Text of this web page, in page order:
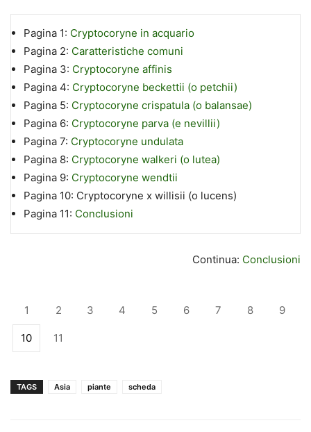
Pagina 1: Cryptocoryne in acquario
Pagina 2: Caratteristiche comuni
Pagina 3: Cryptocoryne affinis
Pagina 4: Cryptocoryne beckettii (o petchii)
Pagina 5: Cryptocoryne crispatula (o balansae)
Pagina 6: Cryptocoryne parva (e nevillii)
Pagina 7: Cryptocoryne undulata
Pagina 8: Cryptocoryne walkeri (o lutea)
Pagina 9: Cryptocoryne wendtii
Pagina 10: Cryptocoryne x willisii (o lucens)
Pagina 11: Conclusioni
Continua: Conclusioni
1 2 3 4 5 6 7 8 9
10 11
TAGS Asia piante scheda